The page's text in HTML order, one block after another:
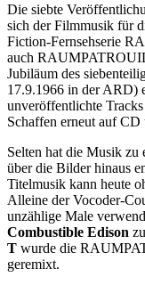
Die siebte
sich der Filmmusik für
Fiction-Fernsehserie
auch
Jubiläum des
17.9.1966 in der ARD)
unveröffentlichte
Schaffen erneut auf CD
Selten hat die Musik zu
über die Bilder hinaus
Titelmusik kann heute
Alleine der Vocoder-
unzählige Male
Combustible Edison zu
T wurde die
geremixt.